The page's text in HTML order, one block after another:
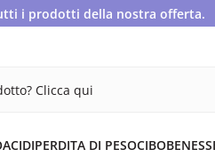
tutti i prodotti della nostra offerta.
Clicca qui
PERDITA DI PESOCIBO